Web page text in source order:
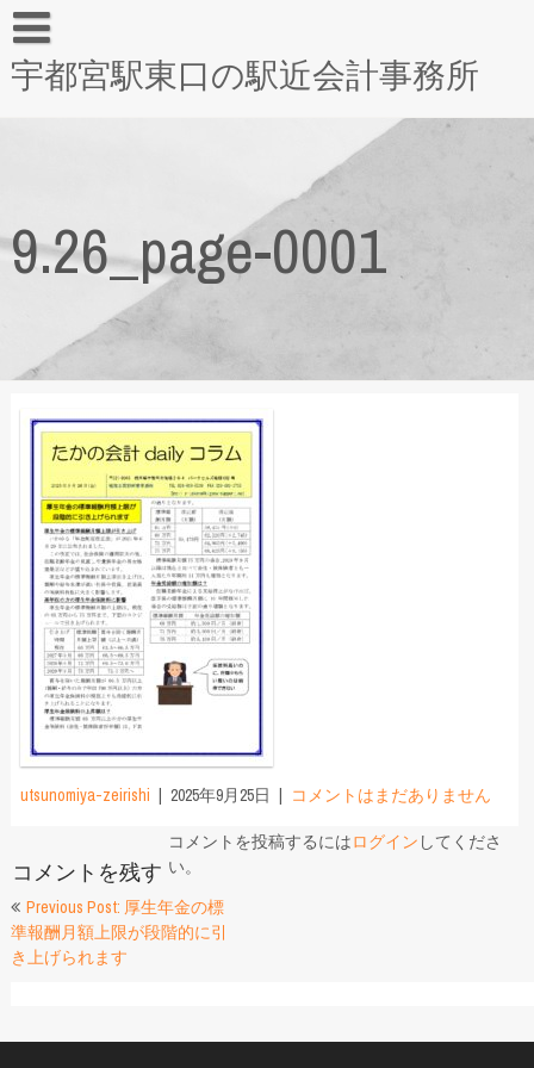
宇都宮駅東口の駅近会計事務所
9.26_page-0001
utsunomiya-zeirishi 2025年9月25日 コメントはまだありません
コメントを残す
コメントを投稿するにはログイン してくださ
い。
投
稿
Previous Post: 厚生年金の標
準報酬月額上限が段階的に引
き上げられます